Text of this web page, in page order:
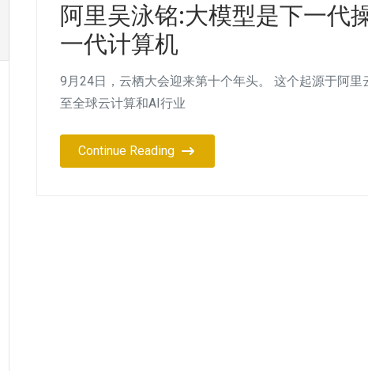
阿里吴泳铭:大模型是下一代
一代计算机
9月24日，云栖大会迎来第十个年头。 这个起源于阿
至全球云计算和AI行业
Continue Reading